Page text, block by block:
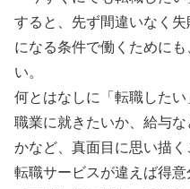
すると、先ず間違いなく
になる条件で働くために
い。
何とはなしに「転職した
職業に就きたいか、給与
かなど、真面目に思い描く
転職サービスが違えば得意